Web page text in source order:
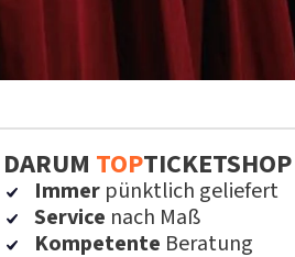
DARUM TOPTICKETSHOP
Immer pünktlich geliefert
Service nach Maß
Kompetente Beratung